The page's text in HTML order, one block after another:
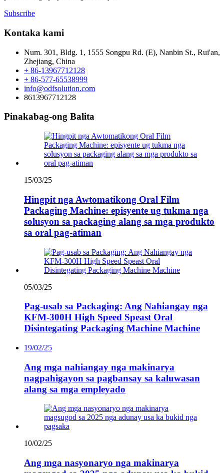
Subscribe
Kontaka kami
Num. 301, Bldg. 1, 1555 Songpu Rd. (E), Nanbin St., Rui'an,
Zhejiang, China
+ 86-13967712128
+ 86-577-65538999
info@odfsolution.com
8613967712128
Pinakabag-ong Balita
15/03/25
Hingpit nga Awtomatikong Oral Film
Packaging Machine: episyente ug tukma nga
solusyon sa packaging alang sa mga produkto
sa oral pag-atiman
05/03/25
Pag-usab sa Packaging: Ang Nahiangay nga
KFM-300H High Speed ​​Speast Oral
Disintegating Packaging Machine Machine
19/02/25
Ang mga nahiangay nga makinarya
nagpahigayon sa pagbansay sa kaluwasan
alang sa mga empleyado
10/02/25
Ang mga nasyonaryo nga makinarya